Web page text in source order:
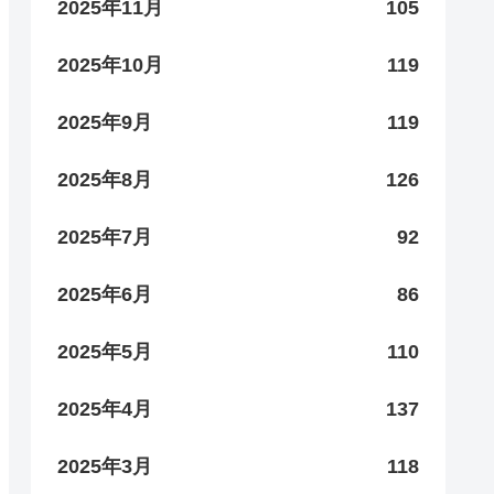
2025年11月 105
2025年10月 119
2025年9月 119
2025年8月 126
2025年7月 92
2025年6月 86
2025年5月 110
2025年4月 137
2025年3月 118